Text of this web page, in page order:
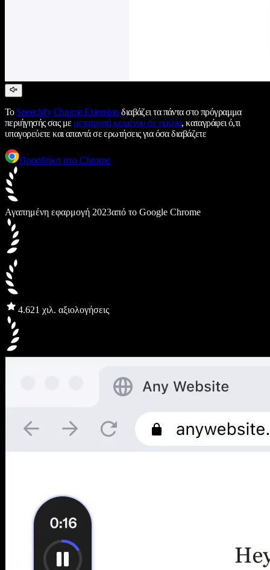
Το Speechify Chrome Extension διαβάζει τα πάντα στο πρόγραμμα
περιήγησής σας με μετατροπή κειμένου σε ομιλία, καταγράφει ό,τι
υπαγορεύετε και απαντά σε ερωτήσεις για όσα διαβάζετε
Προσθήκη στο Chrome
Αγαπημένη εφαρμογή 2023από το Google Chrome
4.621 χιλ. αξιολογήσεις